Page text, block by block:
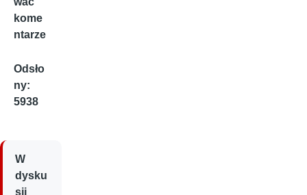
kome
ntarze
Odsło
ny:
5938
W
dysku
sji